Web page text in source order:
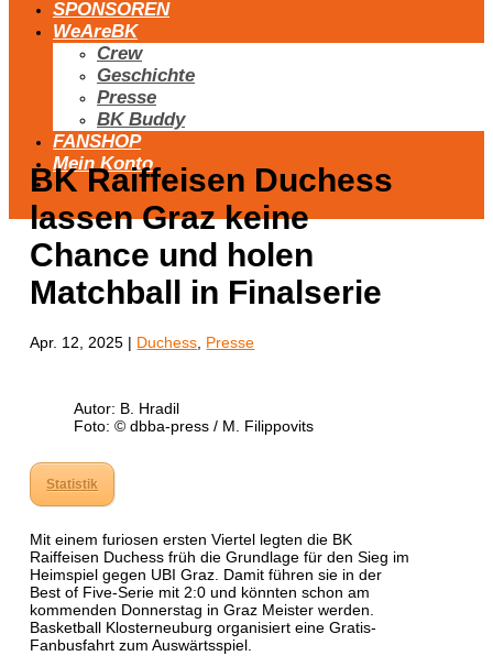
SPONSOREN
WeAreBK
Crew
Geschichte
Presse
BK Buddy
FANSHOP
Mein Konto
BK Raiffeisen Duchess
lassen Graz keine
Chance und holen
Matchball in Finalserie
Apr. 12, 2025 | Duchess Presse
Autor: B. Hradil
Foto: © dbba-press / M. Filippovits
Statistik
Mit einem furiosen ersten Viertel legten die BK
Raiffeisen Duchess früh die Grundlage für den Sieg im
Heimspiel gegen UBI Graz. Damit führen sie in der
Best of Five-Serie mit 2:0 und könnten schon am
kommenden Donnerstag in Graz Meister werden.
Basketball Klosterneuburg organisiert eine Gratis-
Fanbusfahrt zum Auswärtsspiel.